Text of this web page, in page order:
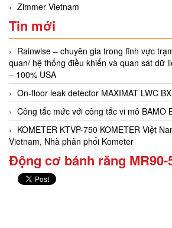
Zimmer Vietnam
Tin mới
Rainwise – chuyên gia trong lĩnh vực
quan/ hệ thống điều khiển và quan sát dữ
– 100% USA
On-floor leak detector MAXIMAT LWC BX
Công tắc mức với công tắc vi mô BAMO
KOMETER KTVP-750 KOMETER Việt
Vietnam, Nhà phân phối Kometer
Động cơ bánh răng MR90-